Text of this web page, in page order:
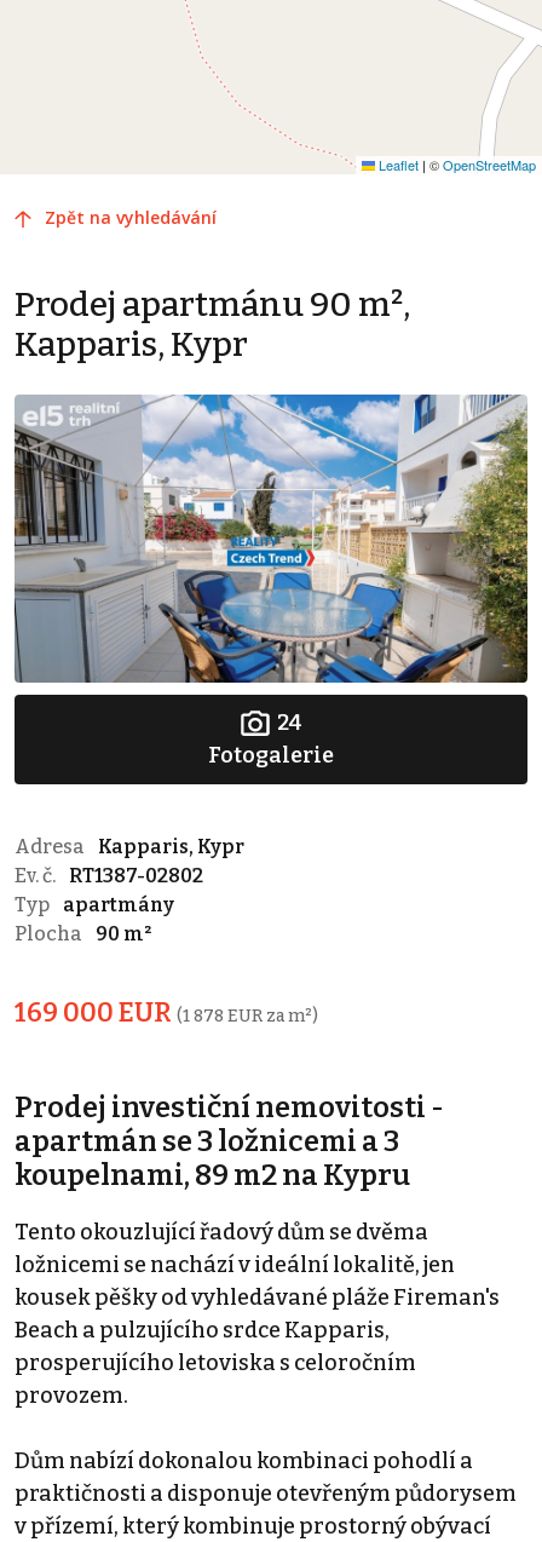
Leaflet | ©OpenStreetMap
Zpět na vyhledávání
Prodej apartmánu 90 m²,
Kapparis, Kypr
24
Fotogalerie
Adresa
Kapparis, Kypr
Ev. č.
RT1387-02802
Typ
apartmány
Plocha
90 m²
169 000 EUR (1 878 EUR za m²)
Prodej investiční nemovitosti -
apartmán se 3 ložnicemi a 3
koupelnami, 89 m2 na Kypru
Tento okouzlující řadový dům se dvěma
ložnicemi se nachází v ideální lokalitě, jen
kousek pěšky od vyhledávané pláže Fireman's
Beach a pulzujícího srdce Kapparis,
prosperujícího letoviska s celoročním
provozem.
Dům nabízí dokonalou kombinaci pohodlí a
praktičnosti a disponuje otevřeným půdorysem
v přízemí, který kombinuje prostorný obývací